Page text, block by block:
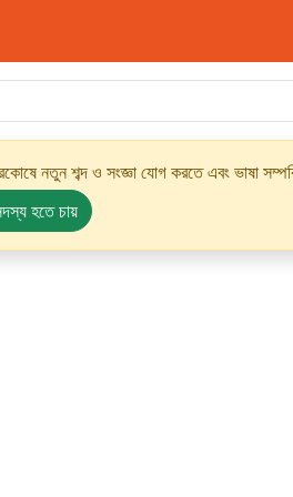
নতুন শব্দ ও সংজ্ঞা যোগ করতে এবং ভাষা
হতে চায়